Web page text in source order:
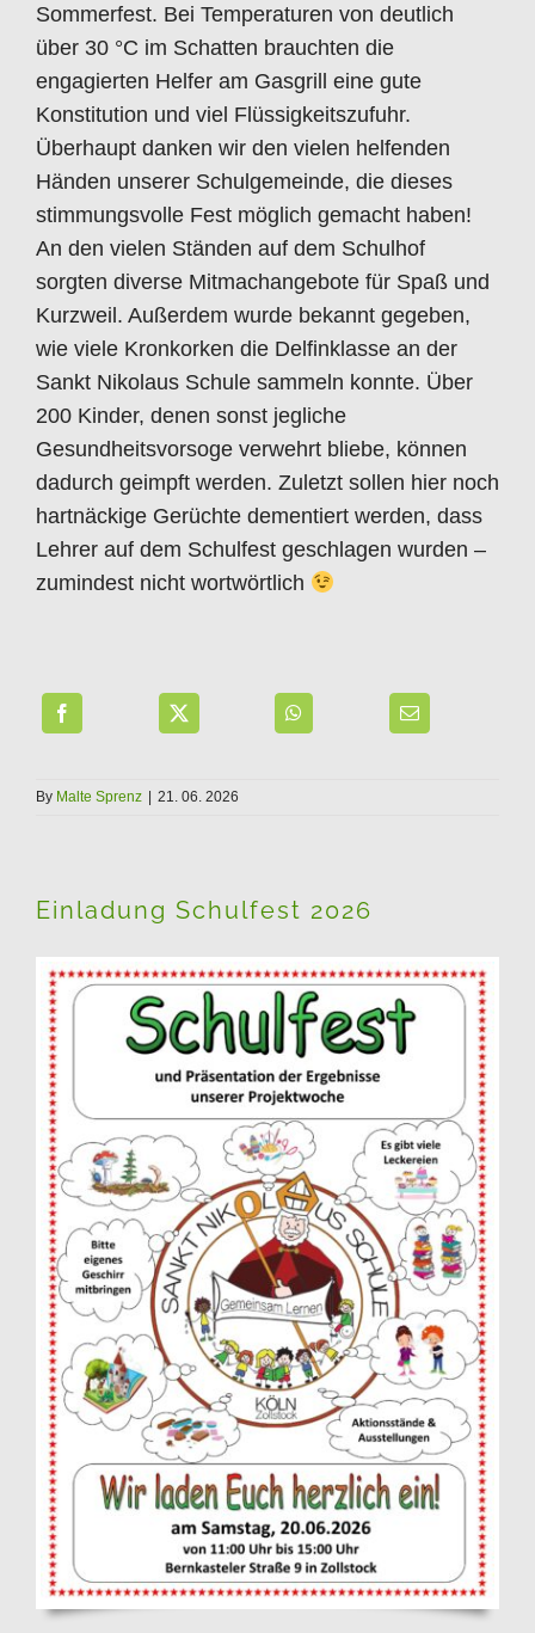
Sommerfest. Bei Temperaturen von deutlich
über 30 °C im Schatten brauchten die
engagierten Helfer am Gasgrill eine gute
Konstitution und viel Flüssigkeitszufuhr.
Überhaupt danken wir den vielen helfenden
Händen unserer Schulgemeinde, die dieses
stimmungsvolle Fest möglich gemacht haben!
An den vielen Ständen auf dem Schulhof
sorgten diverse Mitmachangebote für Spaß und
Kurzweil. Außerdem wurde bekannt gegeben,
wie viele Kronkorken die Delfinklasse an der
Sankt Nikolaus Schule sammeln konnte. Über
200 Kinder, denen sonst jegliche
Gesundheitsvorsoge verwehrt bliebe, können
dadurch geimpft werden. Zuletzt sollen hier noch
hartnäckige Gerüchte dementiert werden, dass
Lehrer auf dem Schulfest geschlagen wurden –
zumindest nicht wortwörtlich
By Malte Sprenz | 21. 06. 2026
Einladung Schulfest 2026